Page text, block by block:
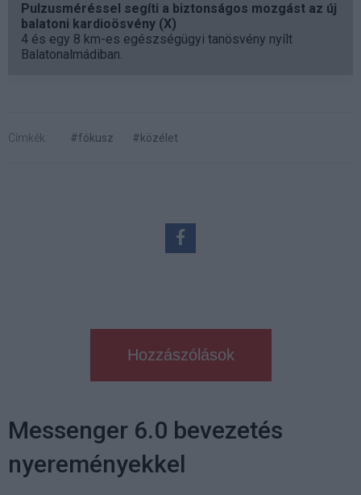
Pulzusméréssel segíti a biztonságos mozgást az új
balatoni kardioösvény (X)
4 és egy 8 km-es egészségügyi tanösvény nyílt
Balatonalmádiban.
Címkék: #fókusz #közélet
Hozzászólások
Messenger 6.0 bevezetés
nyereményekkel